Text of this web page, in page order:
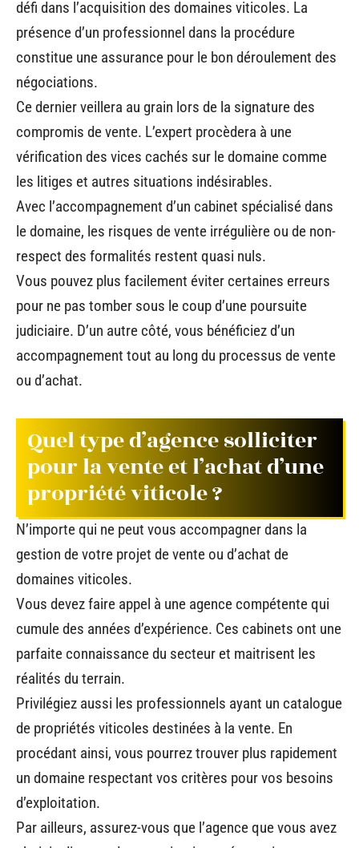
défi dans l’acquisition des domaines viticoles. La
présence d’un professionnel dans la procédure
constitue une assurance pour le bon déroulement des
négociations.
Ce dernier veillera au grain lors de la signature des
compromis de vente. L’expert procèdera à une
vérification des vices cachés sur le domaine comme
les litiges et autres situations indésirables.
Avec l’accompagnement d’un cabinet spécialisé dans
le domaine, les risques de vente irrégulière ou de non-
respect des formalités restent quasi nuls.
Vous pouvez plus facilement éviter certaines erreurs
pour ne pas tomber sous le coup d’une poursuite
judiciaire. D’un autre côté, vous bénéficiez d’un
accompagnement tout au long du processus de vente
ou d’achat.
Quel type d’agence solliciter
pour la vente et l’achat d’une
propriété viticole ?
N’importe qui ne peut vous accompagner dans la
gestion de votre projet de vente ou d’achat de
domaines viticoles.
Vous devez faire appel à une agence compétente qui
cumule des années d’expérience. Ces cabinets ont une
parfaite connaissance du secteur et maitrisent les
réalités du terrain.
Privilégiez aussi les professionnels ayant un catalogue
de propriétés viticoles destinées à la vente. En
procédant ainsi, vous pourrez trouver plus rapidement
un domaine respectant vos critères pour vos besoins
d’exploitation.
Par ailleurs, assurez-vous que l’agence que vous avez